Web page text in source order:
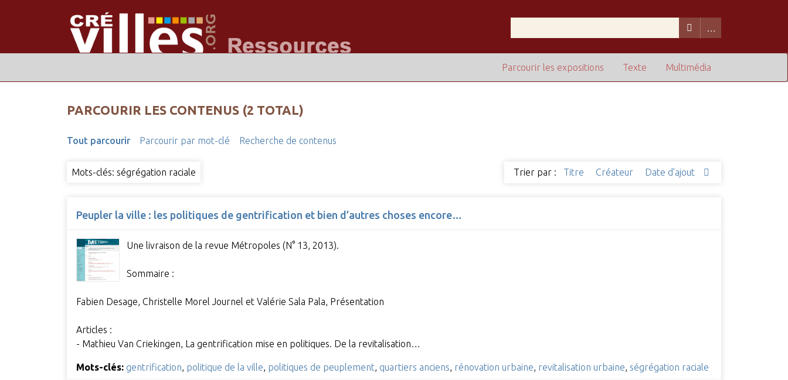
Multimédia
Texte
Parcourir les expositions
PARCOURIR LES CONTENUS (2 TOTAL)
Tout parcourir Parcourir par mot-clé Recherche de contenus
Mots-clés: ségrégation raciale Trier par : Titre Créateur Date d'ajout
Peupler la ville : les politiques de gentrification et bien d’autres choses encore…
Une livraison de la revue Métropoles (N° 13, 2013).
Sommaire :
Fabien Desage, Christelle Morel Journel et Valérie Sala Pala, Présentation
Articles :
- Mathieu Van Criekingen, La gentrification mise en politiques. De la revitalisation…
Mots-clés: gentrification politique de la ville politiques de peuplement, quartiers anciens rénovation urbaine revitalisation urbaine ségrégation raciale